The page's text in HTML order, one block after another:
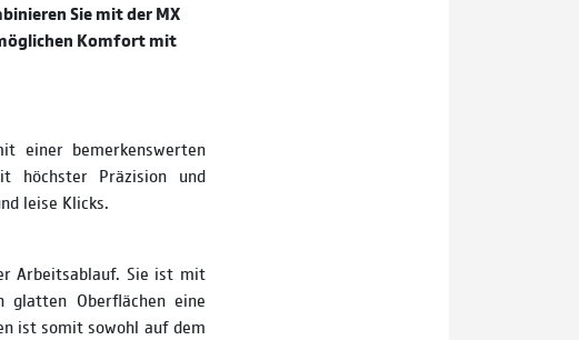
Sie mit der MX
Komfort mit
einer bemerkenswerten
höchster Präzision und
leise Klicks.
Arbeitsablauf. Sie ist mit
Oberflächen eine
ist somit sowohl auf dem